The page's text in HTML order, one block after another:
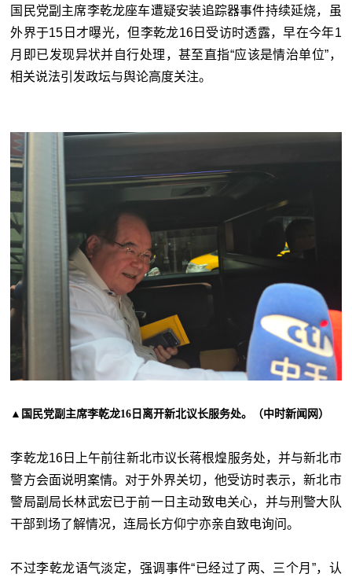
国民党副主席李乾龙座车遭疑安装追踪器事件持续延烧，虽
外界于15日才曝光，但李乾龙16日受访时透露，早在今年1
月即已发现异状并自行处理，甚至直指“应该是情治单位”，
相关说法引发政坛与舆论高度关注。
▲国民党副主席李乾龙16日离开新北议长服务处。（中时新闻网）
李乾龙16日上午前往新北市议长蒋根煌服务处，并与新北市
警方会面说明案情。对于外界关切，他受访时表示，新北市
警局副局长林武宏已于前一日主动致电关心，并与刑警大队
干部到场了解情况，连局长方仰宁亦亲自致电询问。
不过李乾龙语气淡定，强调事件“已经过了两、三个月”，认